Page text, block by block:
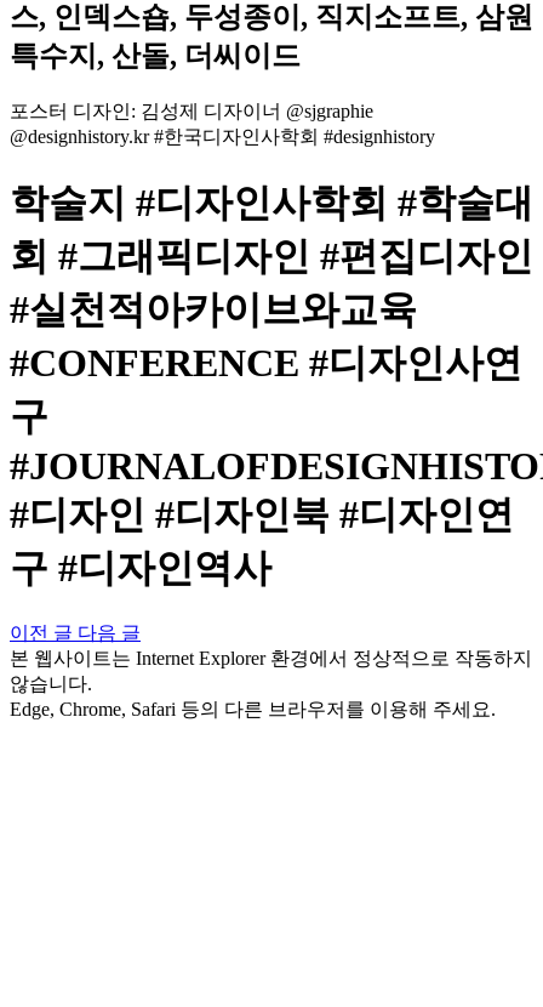
스, 인덱스숍, 두성종이, 직지소프트, 삼원
특수지, 산돌, 더씨이드
포스터 디자인: 김성제 디자이너 @sjgraphie
@designhistory.kr #한국디자인사학회 #designhistory
학술지 #디자인사학회 #학술대
회 #그래픽디자인 #편집디자인
#실천적아카이브와교육
#CONFERENCE #디자인사연
구
#디자인 #디자인북 #디자인연
구 #디자인역사
이전 글 다음 글
본 웹사이트는 Internet Explorer 환경에서 정상적으로 작동하지
않습니다.
Edge, Chrome, Safari 등의 다른 브라우저를 이용해 주세요.